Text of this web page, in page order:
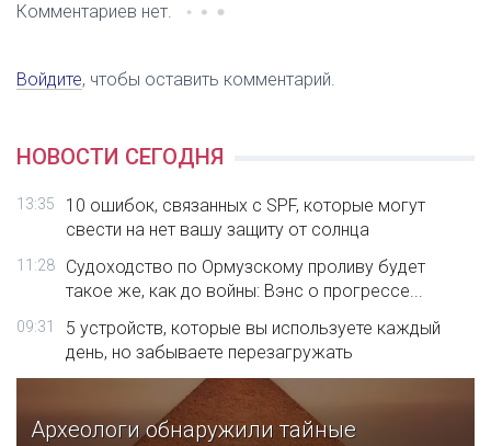
Комментариев нет.
Войдите, чтобы оставить комментарий.
НОВОСТИ СЕГОДНЯ
13:35
10 ошибок, связанных с SPF, которые могут
свести на нет вашу защиту от солнца
11:28
Судоходство по Ормузскому проливу будет
такое же, как до войны: Вэнс о прогрессе...
09:31
5 устройств, которые вы используете каждый
день, но забываете перезагружать
Археологи обнаружили тайные